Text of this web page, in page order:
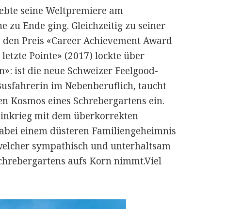
seine Weltpremiere am
zu Ende ging. Gleichzeitig zu seiner
Preis «Career Achievement Award
Pointe» (2017) lockte über
ist die neue Schweizer Feelgood-
im Nebenberuflich, taucht
Kosmos eines Schrebergartens ein.
mit dem überkorrekten
einem düsteren Familiengeheimnis
sympathisch und unterhaltsam
aufs Korn nimmt.Viel